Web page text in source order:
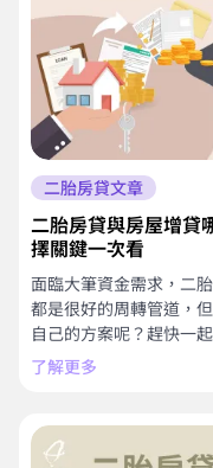
二胎房貸文章
二胎房貸與房屋增貸
擇關鍵一次看
面臨大筆資金需求，二
都是很好的周轉管道，
自己的方案呢？趕快一
了解更多